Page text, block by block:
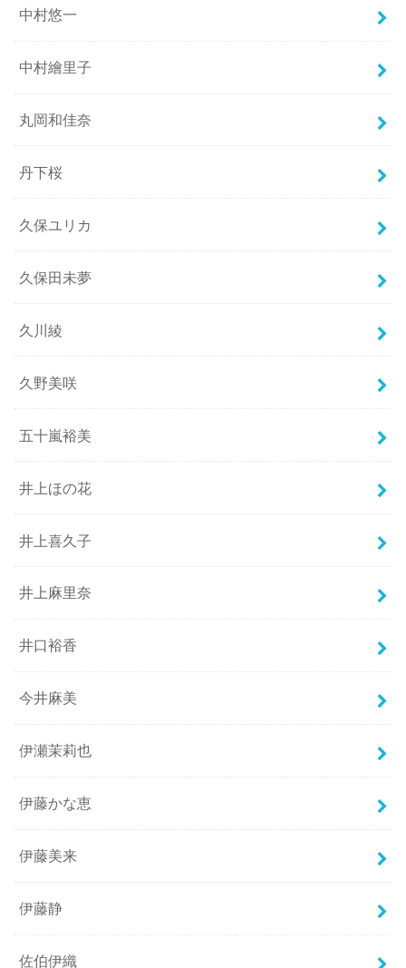
中村悠一
中村繪里子
丸岡和佳奈
丹下桜
久保ユリカ
久保田未夢
久川綾
久野美咲
五十嵐裕美
井上ほの花
井上喜久子
井上麻里奈
井口裕香
今井麻美
伊瀬茉莉也
伊藤かな恵
伊藤美来
伊藤静
佐伯伊織